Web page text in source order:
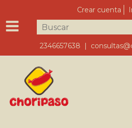
Crear cuenta
2346657638 |